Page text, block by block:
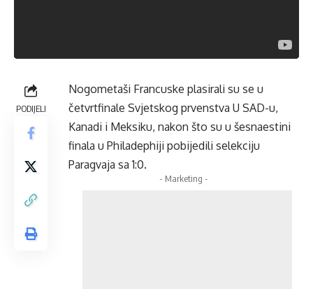
PODIJELI
Nogometaši Francuske plasirali su se u
četvrtfinale Svjetskog prvenstva U SAD-u,
Kanadi i Meksiku, nakon što su u šesnaestini
finala u Philadephiji pobijedili selekciju
Paragvaja sa 1:0.
- Marketing -